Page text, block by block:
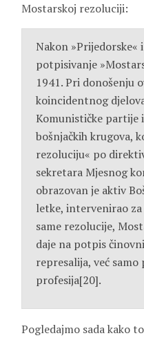
Mostarskoj rezoluciji:
Nakon »Prijedorske«
potpisivanje
1941. Pri donošenju
koincidentnog
Komunističke partije
bošnjačkih krugova,
rezoluciju« po
sekretara Mjesnog
obrazovan je aktiv
letke, intervenirao za
same rezolucije,
daje na potpis
represalija, već
profesija[20].
Pogledajmo sada kako